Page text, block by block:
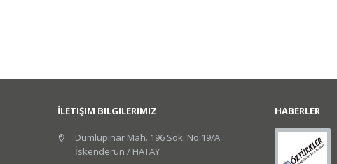
İLETIŞIM BILGILERIMIZ
Dumlupınar Mah. 196 Sok. No:19/A
İskenderun / HATAY
HABERLER